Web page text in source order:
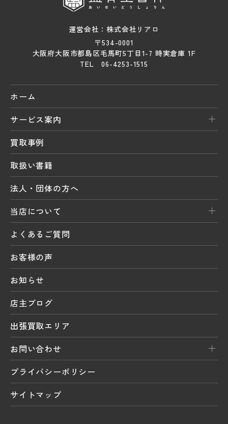
運営会社：株式会社リアロ
〒534-0001
大阪府大阪市都島区毛馬町5丁目1-7 時実倉庫 1F
TEL 06-4253-1515
ホーム
サービス案内
買取事例
取扱い書籍
法人・団体の方へ
当店について
よくあるご質問
お客様の声
お知らせ
店主ブログ
出張買取エリア
お問い合わせ
プライバシーポリシー
サイトマップ